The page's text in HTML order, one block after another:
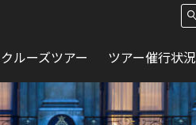
クルーズツアー ツアー催行状況